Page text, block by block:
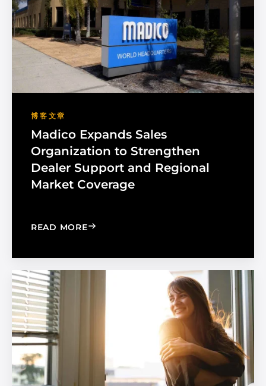
博客文章
Madico Expands Sales
Organization to Strengthen
Dealer Support and Regional
Market Coverage
READ MORE: MADICO EXPANDS SALES